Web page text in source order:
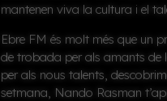
mantenen viva la cultura i el
Ebre FM és molt més que un
de trobada per als amants de
per als nous talents,
setmana, Nando Rasman